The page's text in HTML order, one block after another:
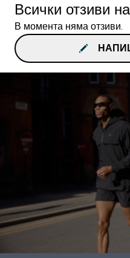
Всички отзиви
В момента няма отзиви.